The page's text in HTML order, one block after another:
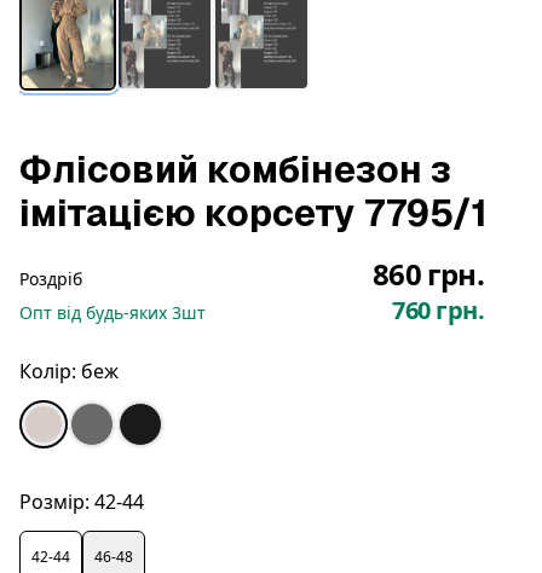
Флісовий комбінезон з
імітацією корсету 7795/1
Роздріб 860 грн.
Опт від будь-яких 3шт 760 грн.
Колір: беж
Розмір: 42-44
42-44 46-48